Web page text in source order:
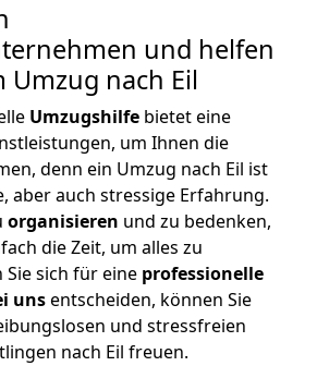
und helfen
nach Eil
Umzugshilfe bietet eine
um Ihnen die
denn ein Umzug nach Eil ist
aber auch stressige Erfahrung.
organisieren und zu bedenken,
die Zeit, um alles zu
sich für eine professionelle
unsentscheiden, können Sie
und stressfreien
nach Eil freuen.